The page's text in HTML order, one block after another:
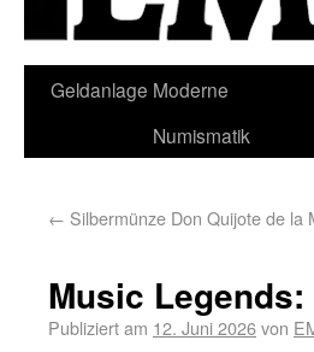
Geldanlage Moderne
Numismatik
← Silbermünze Don Quijote de la
Music
Publiziert am 12. Juni 2026von